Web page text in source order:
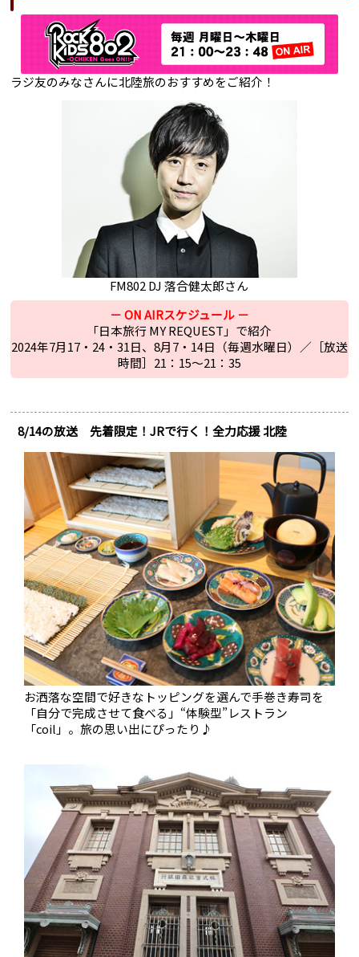
ラジ友のみなさんに北陸旅のおすすめをご紹介！
FM802DJ 落合健太郎さん
－ ON AIRスケジュール －
「日本旅行 MY REQUEST」で紹介
2024年7月17・24・31日、8月7・14日（毎週水曜日）／［放送
時間］21：15～21：35
8/14の放送 先着限定！JRで行く！全力応援 北陸
お洒落な空間で好きなトッピングを選んで手巻き寿司を
「自分で完成させて食べる」“体験型”レストラン
「coil」。旅の思い出にぴったり♪